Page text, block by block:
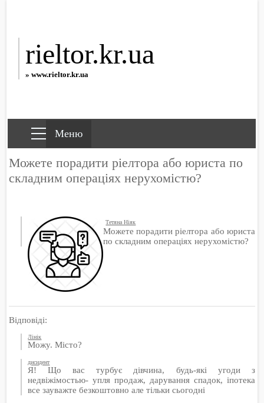
rieltor.kr.ua
» www.rieltor.kr.ua
Можете порадити ріелтора або юриста по
складним операціях нерухомістю?
Тетяна Ніяк
Можете порадити ріелтора або юриста
по складним операціях нерухомістю?
Відповіді:
Лінік
Можу. Місто?
дисидент
Я! Що вас турбує дівчина, будь-які угоди з
недвіжімостью- упля продаж, дарування спадок, іпотека
все зауважте безкоштовно але тільки сьогодні